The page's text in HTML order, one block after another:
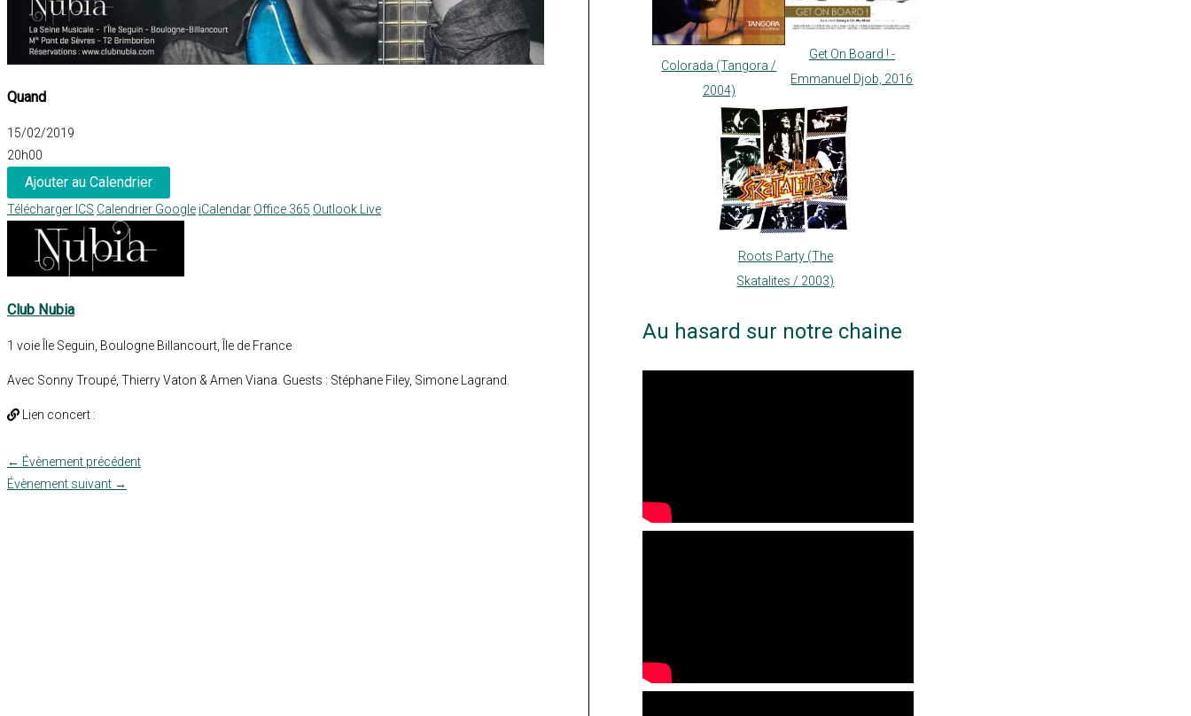
Quand
15/02/2019
20h00
Ajouter au Calendrier
Télécharger ICS Calendrier Google iCalendar Office 365 Outlook Live
Club Nubia
1 voie Île Seguin, Boulogne Billancourt, Île de France
Avec Sonny Troupé, Thierry Vaton & Amen Viana. Guests : Stéphane Filey, Simone Lagrand.
Lien concert :
← Évènement précédent
Évènement suivant →
Colorada (Tangora /
2004)
Get On Board ! -
Emmanuel Djob, 2016
Roots Party (The
Skatalites / 2003)
Au hasard sur notre chaine